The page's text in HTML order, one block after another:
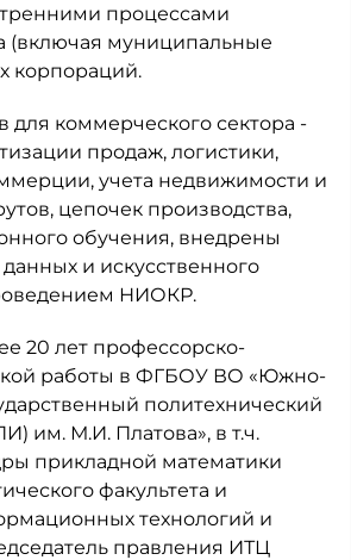
процессами
(включая муниципальные
корпораций.
для коммерческого сектора -
продаж, логистики,
учета недвижимости и
цепочек производства,
обучения, внедрены
и искусственного
НИОКР.
20 лет профессорско-
работы в ФГБОУ ВО «Южно-
политехнический
им. М.И. Платова», в т.ч.
прикладной математики
факультета и
технологий и
правления ИТЦ